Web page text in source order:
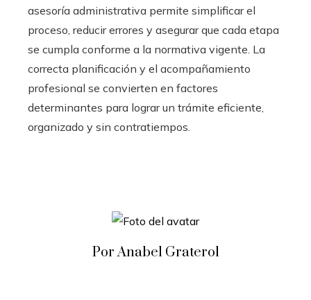
asesoría administrativa permite simplificar el
proceso, reducir errores y asegurar que cada etapa
se cumpla conforme a la normativa vigente. La
correcta planificación y el acompañamiento
profesional se convierten en factores
determinantes para lograr un trámite eficiente,
organizado y sin contratiempos.
Por Anabel Graterol